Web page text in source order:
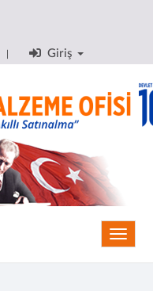
Giriş